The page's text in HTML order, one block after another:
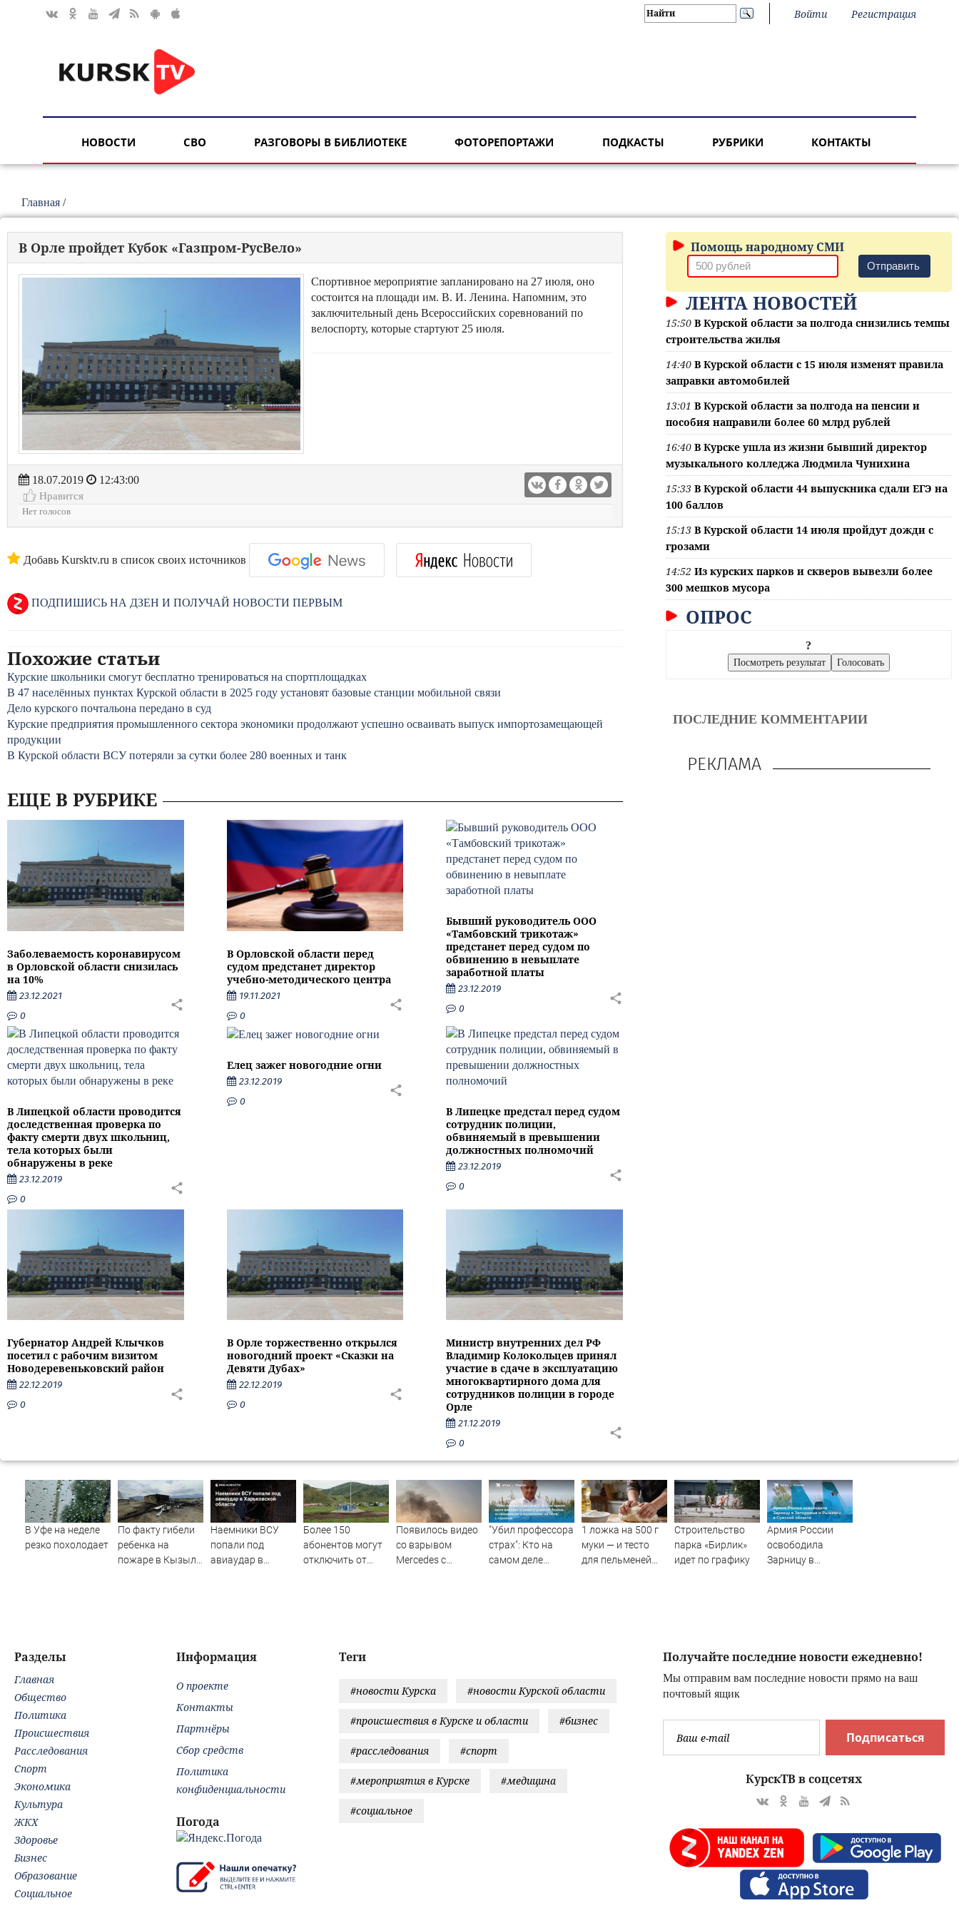
Войти Регистрация
НОВОСТИ СВО РАЗГОВОРЫ В БИБЛИОТЕКЕ ФОТОРЕПОРТАЖИ ПОДКАСТЫ РУБРИКИ КОНТАКТЫ
Главная /
В Орле пройдет Кубок «Газпром-РусВело»
Спортивное мероприятие запланировано на 27 июля, оно
состоится на площади им. В. И. Ленина. Напомним, это
заключительный день Всероссийских соревнований по
велоспорту, которые стартуют 25 июля.
18.07.2019
12:43:00
Нравится
Нет голосов
Добавь Kursktv.ru в список своих источников
ПОДПИШИСЬ НА ДЗЕН И ПОЛУЧАЙ НОВОСТИ ПЕРВЫМ
Похожие статьи
Курские школьники смогут бесплатно тренироваться на спортплощадках
В 47 населённых пунктах Курской области в 2025 году установят базовые станции мобильной связи
Дело курского почтальона передано в суд
Курские предприятия промышленного сектора экономики продолжают успешно осваивать выпуск импортозамещающей
продукции
В Курской области ВСУ потеряли за сутки более 280 военных и танк
ЕЩЕ В РУБРИКЕ
Заболеваемость коронавирусом
в Орловской области снизилась
на 10%
23.12.2021
0
В Орловской области перед
судом предстанет директор
учебно-методического центра
19.11.2021
0
Бывший руководитель ООО
«Тамбовский трикотаж»
предстанет перед судом по
обвинению в невыплате
заработной платы
23.12.2019
0
В Липецкой области проводится
доследственная проверка по
факту смерти двух школьниц,
тела которых были
обнаружены в реке
23.12.2019
0
Елец зажег новогодние огни
23.12.2019
0
В Липецке предстал перед судом
сотрудник полиции,
обвиняемый в превышении
должностных полномочий
23.12.2019
0
Губернатор Андрей Клычков
посетил с рабочим визитом
Новодеревеньковский район
22.12.2019
0
В Орле торжественно открылся
новогодний проект «Сказки на
Девяти Дубах»
22.12.2019
0
Министр внутренних дел РФ
Владимир Колокольцев принял
участие в сдаче в эксплуатацию
многоквартирного дома для
сотрудников полиции в городе
Орле
21.12.2019
0
Помощь народному СМИ
Отправить
ЛЕНТА НОВОСТЕЙ
15:50 В Курской области за полгода снизились темпы
строительства жилья
14:40 В Курской области с 15 июля изменят правила
заправки автомобилей
13:01 В Курской области за полгода на пенсии и
пособия направили более 60 млрд рублей
16:40 В Курске ушла из жизни бывший директор
музыкального колледжа Людмила Чунихина
15:33 В Курской области 44 выпускника сдали ЕГЭ на
100 баллов
15:13 В Курской области 14 июля пройдут дожди с
грозами
14:52 Из курских парков и скверов вывезли более
300 мешков мусора
ОПРОС
?
ПОСЛЕДНИЕ КОММЕНТАРИИ
РЕКЛАМА
В Уфе на неделе
резко похолодает
По факту гибели
ребенка на
пожаре в Кызыл-
Наемники ВСУ
попали под
авиаудар в
Более 150
абонентов могут
отключить от
Появилось видео
со взрывом
Mercedes с
"Убил профессора
страх": Кто на
самом деле
1 ложка на 500 г
муки — и тесто
для пельменей
Строительство
парка «Бирлик»
идет по графику
Армия России
освободила
Зарницу в
Получайте последние новости ежедневно!
Мы отправим вам последние новости прямо на ваш
почтовый ящик
Подписаться
КурскТВ в соцсетях
Теги
#новости Курска #новости Курской области
#происшествия в Курске и области #бизнес
#расследования #спорт
#мероприятия в Курске #медицина
#социальное
Разделы
Главная
Общество
Политика
Происшествия
Расследования
Спорт
Экономика
Культура
ЖКХ
Здоровье
Бизнес
Образование
Социальное
Информация
О проекте
Контакты
Партнёры
Сбор средств
Политика
конфиденциальности
Погода